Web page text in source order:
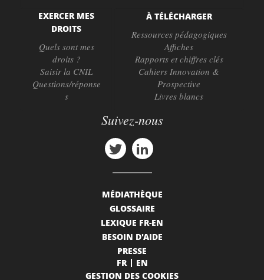
EXERCER MES
DROITS
Quels sont mes
droits ?
Saisir la CNIL
Questions/réponse
s
À TÉLÉCHARGER
Ressources pédagogiques
Affiches
Rapports et chiffres clés
Cahiers Innovation &
Prospective
Livres blancs
Suivez-nous
MÉDIATHÈQUE
GLOSSAIRE
LEXIQUE FR-EN
BESOIN D'AIDE
PRESSE
FR
EN
GESTION DES COOKIES